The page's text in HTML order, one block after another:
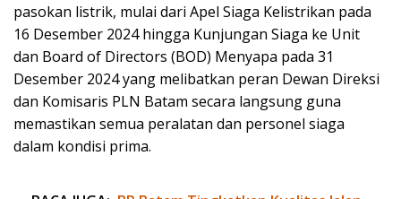
pasokan listrik, mulai dari Apel Siaga Kelistrikan pada
16 Desember 2024 hingga Kunjungan Siaga ke Unit
dan Board of Directors (BOD) Menyapa pada 31
Desember 2024 yang melibatkan peran Dewan Direksi
dan Komisaris PLN Batam secara langsung guna
memastikan semua peralatan dan personel siaga
dalam kondisi prima.